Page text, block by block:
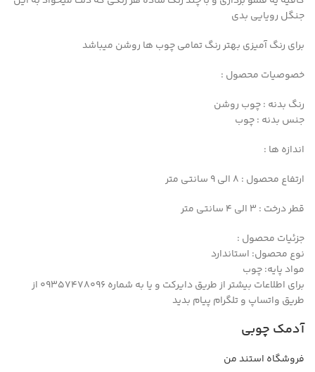
جنگل رویایی بدی
برای رنگ آمیزی بهتر رنگ تمامی چوب ها روشن میباشد
خصوصیات محصول :
رنگ بدنه : چوب روشن
جنس بدنه : چوب
اندازه ها :
ارتفاع محصول : 8 الی 9 سانتی متر
قطر درخت : 3 الی 4 سانتی متر
جزئیات محصول :
نوع محصول: استاندارد
مواد پایه: چوب
برای اطلاعات بیشتر از طریق دایرکت و یا به شماره 09357478096 از
طریق واتساپ و تلگرام پیام بدید
آدمک چوبی
فروشگاه استند من